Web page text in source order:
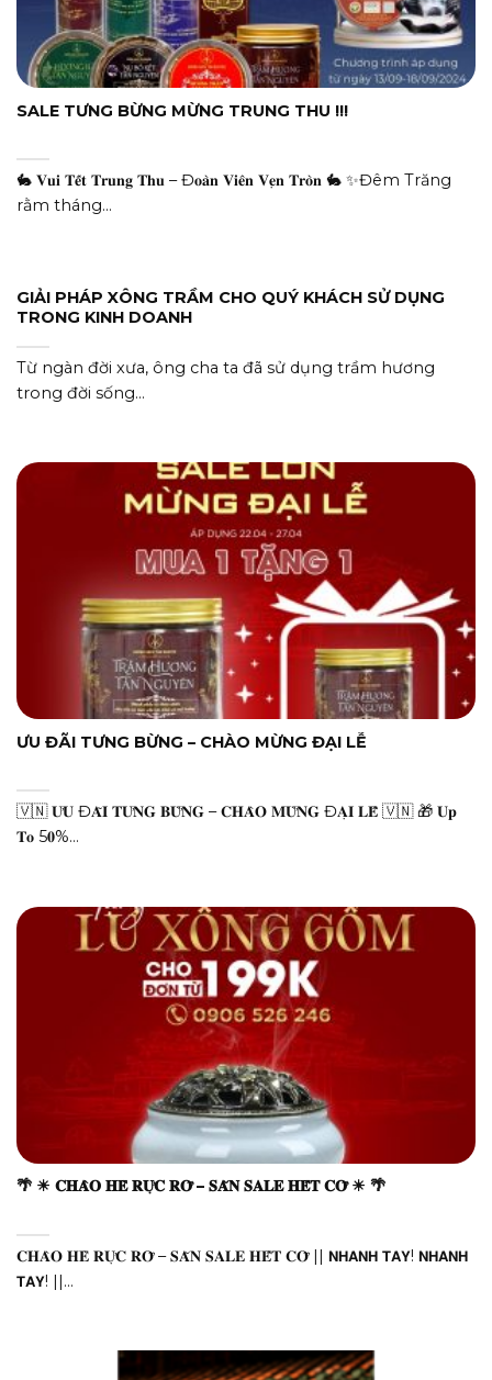
SALE TƯNG BỪNG MỪNG TRUNG THU !!!
🐇 𝐕𝐮𝐢 𝐓𝐞̂́𝐭 𝐓𝐫𝐮𝐧𝐠 𝐓𝐡𝐮 – Đ𝐨𝐚̀𝐧 𝐕𝐢𝐞̂𝐧 𝐕𝐞̣𝐧 𝐓𝐫𝐨̀𝐧 🐇 ✨Đêm Trăng
rằm tháng...
GIẢI PHÁP XÔNG TRẦM CHO QUÝ KHÁCH SỬ DỤNG
TRONG KINH DOANH
Từ ngàn đời xưa, ông cha ta đã sử dụng trầm hương
trong đời sống...
ƯU ĐÃI TƯNG BỪNG – CHÀO MỪNG ĐẠI LỄ
🇻🇳 𝐔̛𝐔 Đ𝐀̃𝐈 𝐓𝐔̛𝐍𝐆 𝐁𝐔̛̀𝐍𝐆 – 𝐂𝐇𝐀̀𝐎 𝐌𝐔̛̀𝐍𝐆 Đ𝐀̣𝐈 𝐋𝐄̂̃ 🇻🇳 🎁 𝐔𝐩
𝐓𝐨 5𝟎%...
🌴 ☀ 𝐂𝐇𝐀̀𝐎 𝐇𝐄̀ 𝐑𝐔̛̣𝐂 𝐑𝐎̛̃ – 𝐒𝐀̆𝐍 𝐒𝐀𝐋𝐄 𝐇𝐄̂́𝐓 𝐂𝐎̛̃ ☀ 🌴
𝐂𝐇𝐀̀𝐎 𝐇𝐄̀ 𝐑𝐔̛̣𝐂 𝐑𝐎̛̃ – 𝐒𝐀̆𝐍 𝐒𝐀𝐋𝐄 𝐇𝐄̂́𝐓 𝐂𝐎̛̃ || 𝗡𝗛𝗔𝗡𝗛 𝗧𝗔𝗬! 𝗡𝗛𝗔𝗡𝗛
𝗧𝗔𝗬! ||...